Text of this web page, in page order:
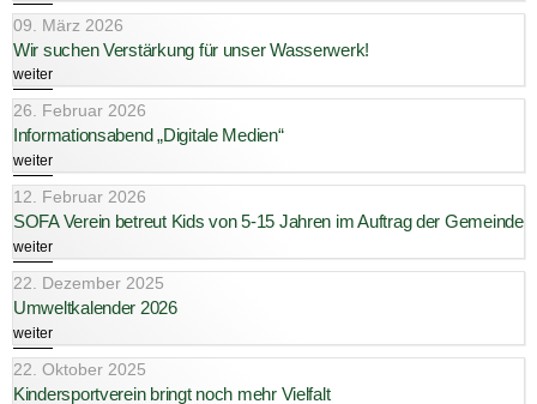
09. März 2026
Wir suchen Verstärkung für unser Wasserwerk!
weiter
26. Februar 2026
Informationsabend „Digitale Medien“
weiter
12. Februar 2026
SOFA Verein betreut Kids von 5-15 Jahren im Auftrag der Gemeinde
weiter
22. Dezember 2025
Umweltkalender 2026
weiter
22. Oktober 2025
Kindersportverein bringt noch mehr Vielfalt